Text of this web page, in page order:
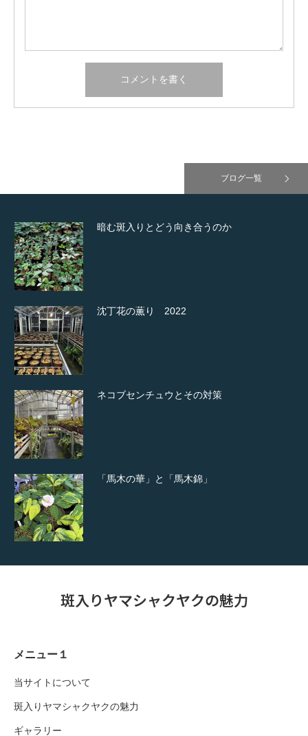
ブログ一覧
暗む斑入りとどう向き合うのか
沈丁花の薫り 2022
ネコブセンチュウとその対策
「馬木の華」と「馬木錦」
斑入りヤマシャクヤクの魅力
メニュー１
当サイトについて
斑入りヤマシャクヤクの魅力
ギャラリー